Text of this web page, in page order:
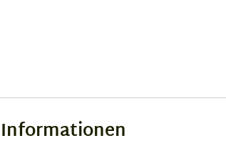
Informationen